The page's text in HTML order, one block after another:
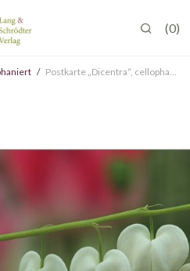
0
/ Postkarte „Dicentra“, cellophaniert, VE 10